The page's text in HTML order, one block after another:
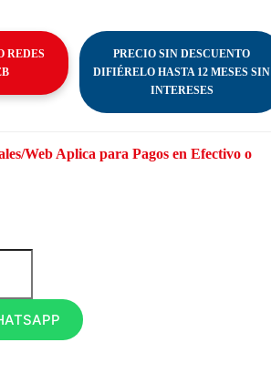
REDES
PRECIO SIN DESCUENTO
DIFIÉRELO HASTA 12 MESES SIN
INTERESES
Web Aplica para Pagos en Efectivo o